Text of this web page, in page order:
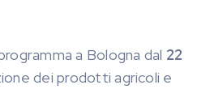
a Bologna dal 22
dei prodotti agricoli e